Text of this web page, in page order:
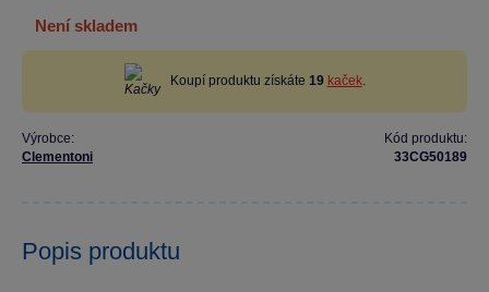
není skladem
Koupí produktu získáte 19 kaček.
Výrobce:
Clementoni
Kód produktu:
33CG50189
Popis produktu